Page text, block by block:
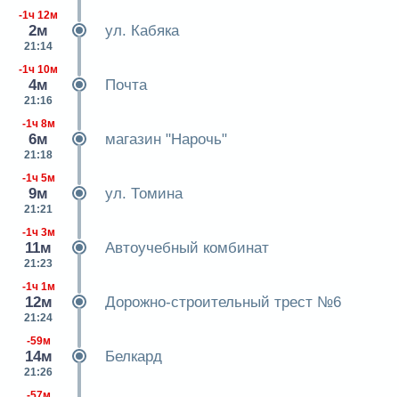
-1ч 12м
2м
21:14
ул. Кабяка
-1ч 10м
4м
21:16
Почта
-1ч 8м
6м
21:18
магазин "Нарочь"
-1ч 5м
9м
21:21
ул. Томина
-1ч 3м
11м
21:23
Автоучебный комбинат
-1ч 1м
12м
21:24
Дорожно-строительный трест №6
-59м
14м
21:26
Белкард